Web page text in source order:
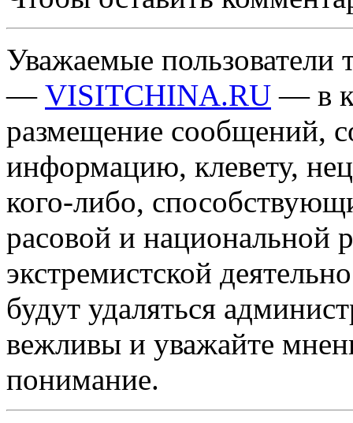
Уважаемые пользователи
— VISITCHINA.RU — в
размещение сообщений,
информацию, клевету,
кого-либо,
расовой и национальной
экстремистской
будут удаляться
вежливы и уважайте
понимание.